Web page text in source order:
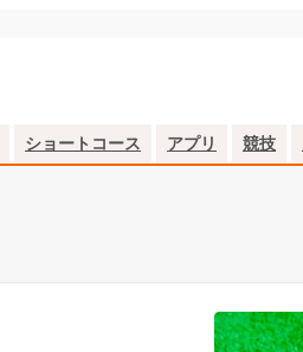
ショートコース アプリ 競技